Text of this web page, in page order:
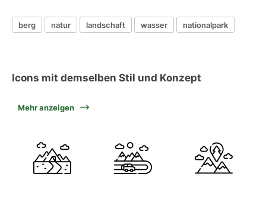
berg natur landschaft wasser nationalpark
Icons mit demselben Stil und Konzept
Mehr anzeigen